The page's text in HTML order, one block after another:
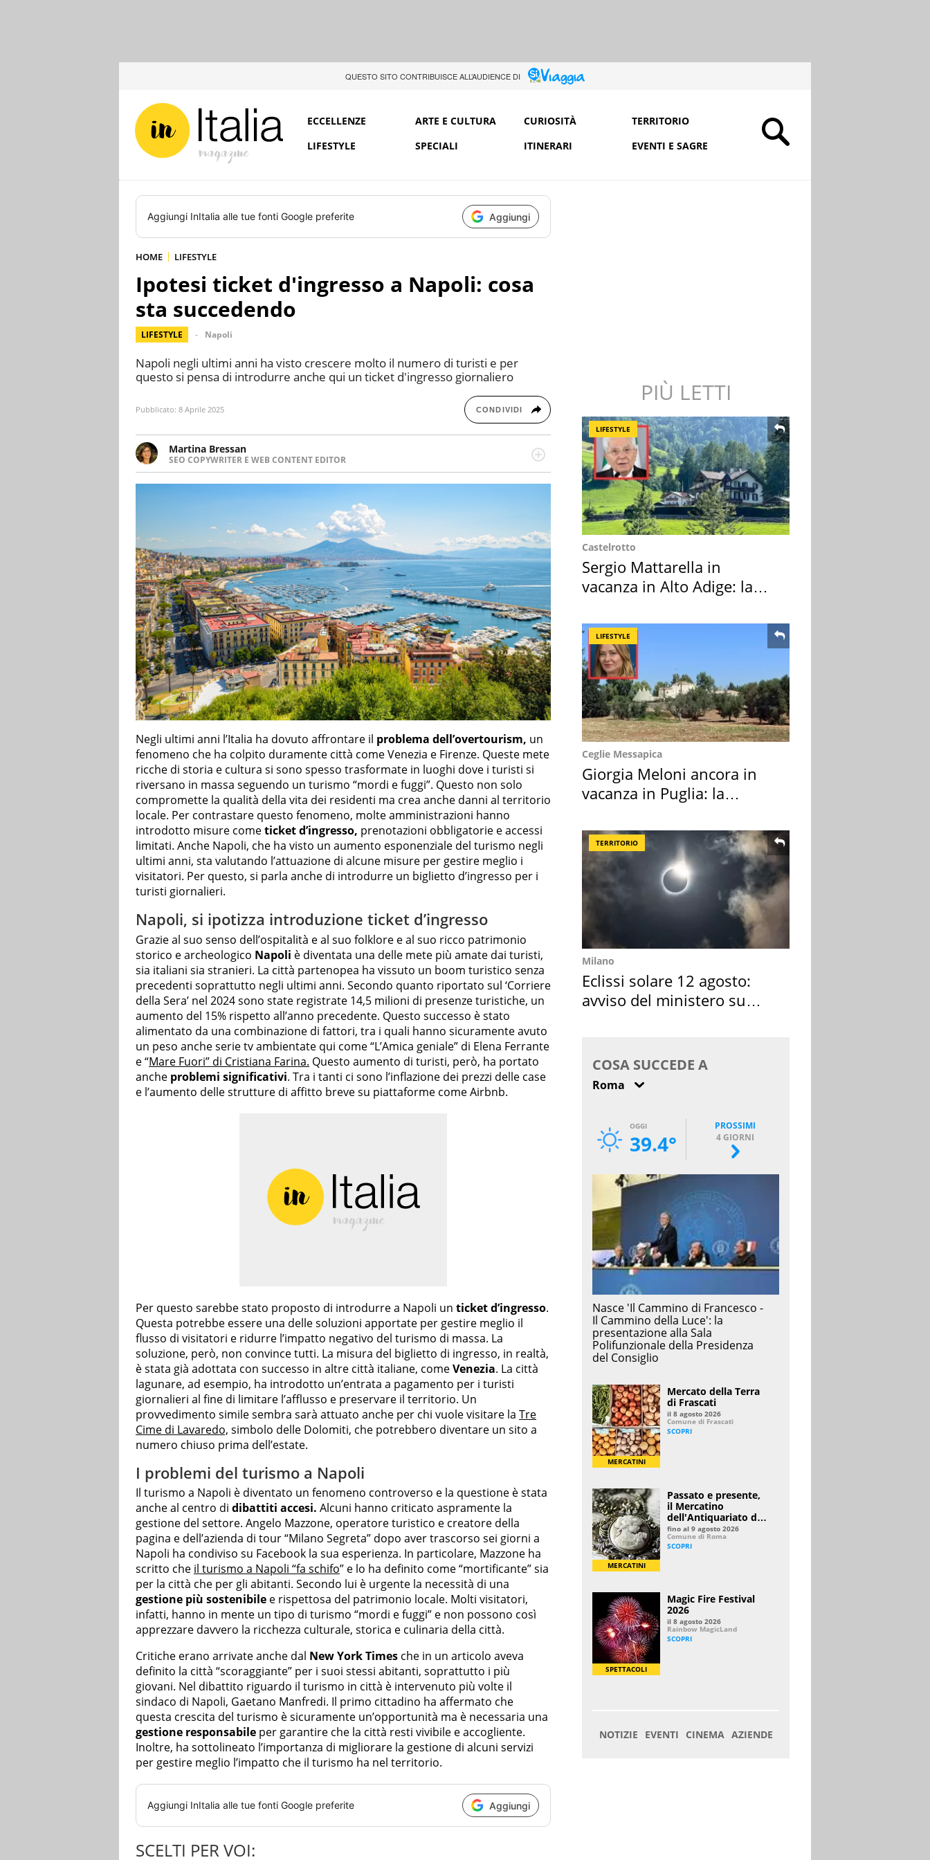
QUESTO SITO CONTRIBUISCE ALL’AUDIENCE DI
ECCELLENZE ARTE E CULTURA CURIOSITÀ
TERRITORIO
LIFESTYLE
SPECIALI ITINERARI EVENTI E SAGRE
Aggiungi InItalia alle tue fonti Google preferite Aggiungi
HOME LIFESTYLE
Ipotesi ticket d'ingresso a Napoli: cosa
sta succedendo
LIFESTYLE Napoli
Napoli negli ultimi anni ha visto crescere molto il numero di turisti e per
questo si pensa di introdurre anche qui un ticket d'ingresso giornaliero
Pubblicato: 8 Aprile 2025 CONDIVIDI
Martina Bressan
SEO COPYWRITER E WEB CONTENT EDITOR
Appassionata di viaggi, di trail running e di yoga, ama scoprire nuovi posti e
nuove culture. Curiosa, determinata e intraprendente adora leggere ma
Negli ultimi anni l’Italia ha dovuto affrontare il problema dell’overtourism, un
fenomeno che ha colpito duramente città come Venezia e Firenze. Queste mete
ricche di storia e cultura si sono spesso trasformate in luoghi dove i turisti si
riversano in massa seguendo un turismo “mordi e fuggi”. Questo non solo
compromette la qualità della vita dei residenti ma crea anche danni al territorio
locale. Per contrastare questo fenomeno, molte amministrazioni hanno
introdotto misure cometicket d’ingresso, prenotazioni obbligatorie e accessi
limitati. Anche Napoli, che ha visto un aumento esponenziale del turismo negli
ultimi anni, sta valutando l’attuazione di alcune misure per gestire meglio i
visitatori. Per questo, si parla anche di introdurre un biglietto d’ingresso per i
turisti giornalieri.
Napoli, si ipotizza introduzione ticket d’ingresso
Grazie al suo senso dell’ospitalità e al suo folklore e al suo ricco patrimonio
storico e archeologico Napoli è diventata una delle mete più amate dai turisti,
sia italiani sia stranieri. La città partenopea ha vissuto un boom turistico senza
precedenti soprattutto negli ultimi anni. Secondo quanto riportato sul ‘Corriere
della Sera’ nel 2024 sono state registrate 14,5 milioni di presenze turistiche, un
aumento del 15% rispetto all’anno precedente. Questo successo è stato
alimentato da una combinazione di fattori, tra i quali hanno sicuramente avuto
un peso anche serie tv ambientate qui come “L’Amica geniale” di Elena Ferrante
e “Mare Fuori” di Cristiana Farina. Questo aumento di turisti, però, ha portato
anche problemi significativi. Tra i tanti ci sono l’inflazione dei prezzi delle case
e l’aumento delle strutture di affitto breve su piattaforme come Airbnb.
Per questo sarebbe stato proposto di introdurre a Napoli un ticket d’ingresso.
Questa potrebbe essere una delle soluzioni apportate per gestire meglio il
flusso di visitatori e ridurre l’impatto negativo del turismo di massa. La
soluzione, però, non convince tutti. La misura del biglietto di ingresso, in realtà,
è stata già adottata con successo in altre città italiane, comeVenezia. La città
lagunare, ad esempio, ha introdotto un’entrata a pagamento per i turisti
giornalieri al fine di limitare l’afflusso e preservare il territorio. Un
provvedimento simile sembra sarà attuato anche per chi vuole visitare la Tre
Cime di Lavaredo, simbolo delle Dolomiti, che potrebbero diventare un sito a
numero chiuso prima dell’estate.
I problemi del turismo a Napoli
Il turismo a Napoli è diventato un fenomeno controverso e la questione è stata
anche al centro di dibattiti accesi. Alcuni hanno criticato aspramente la
gestione del settore. Angelo Mazzone, operatore turistico e creatore della
pagina e dell’azienda di tour “Milano Segreta” dopo aver trascorso sei giorni a
Napoli ha condiviso su Facebook la sua esperienza. In particolare, Mazzone ha
scritto che il turismo a Napoli “fa schifo” e lo ha definito come “mortificante” sia
per la città che per gli abitanti. Secondo lui è urgente la necessità di una
gestione più sostenibile e rispettosa del patrimonio locale. Molti visitatori,
infatti, hanno in mente un tipo di turismo “mordi e fuggi” e non possono così
apprezzare davvero la ricchezza culturale, storica e culinaria della città.
Critiche erano arrivate anche dal New York Times che in un articolo aveva
definito la città “scoraggiante” per i suoi stessi abitanti, soprattutto i più
giovani. Nel dibattito riguardo il turismo in città è intervenuto più volte il
sindaco di Napoli, Gaetano Manfredi. Il primo cittadino ha affermato che
questa crescita del turismo è sicuramente un’opportunità ma è necessaria una
gestione responsabile per garantire che la città resti vivibile e accogliente.
Inoltre, ha sottolineato l’importanza di migliorare la gestione di alcuni servizi
per gestire meglio l’impatto che il turismo ha nel territorio.
Aggiungi InItalia alle tue fonti Google preferite Aggiungi
SCELTI PER VOI:
PIÙ LETTI
LIFESTYLE
Castelrotto
Sergio Mattarella in
vacanza in Alto Adige: la
LIFESTYLE
Ceglie Messapica
Giorgia Meloni ancora in
vacanza in Puglia: la
TERRITORIO
Milano
Eclissi solare 12 agosto:
avviso del ministero su